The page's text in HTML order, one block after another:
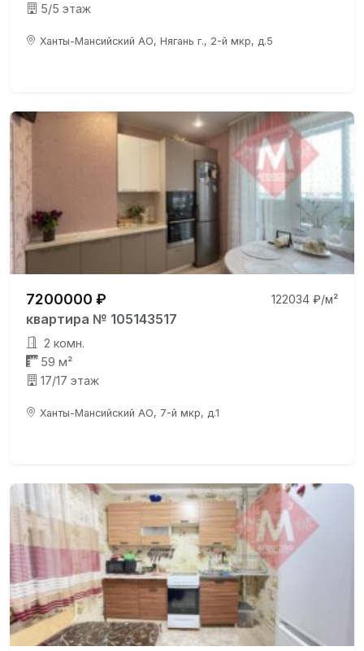
5/5 этаж
Ханты-Мансийский АО, Нягань г., 2-й мкр, д.5
7200000 ₽ 122034 ₽/м²
квартира № 105143517
2 комн.
59 м²
17/17 этаж
Ханты-Мансийский АО, 7-й мкр, д.1